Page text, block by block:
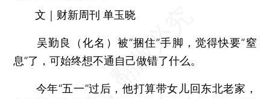
文｜财新周刊 单玉晓
吴勤良（化名）被“捆住”手脚，觉得快要“窒
息”了，可始终想不通自己做错了什么。
今年“五一”过后，他打算带女儿回东北老家，